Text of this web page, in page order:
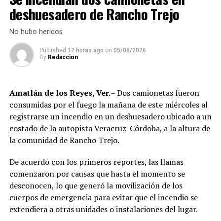
El lugar fue acordonado por elementos policiales y
personal de la Fiscalía Regional, mientras peritos
iniciaban las diligencias de rigor.
Hasta el cierre de esta edición, no se reportan personas
detenidas ni avances en la búsqueda de los agresores.
Comerciantes de Orizaba, algunos de manera anónima,
señalaron que este crimen confirma lo que autoridades
municipales intentan minimizar: la ciudad enfrenta una
crisis de inseguridad que golpea directamente a la
actividad económica y deja a empresarios y trabajadores
RELATED TOPICS:
Camioneta cae a cañal; 14 lesionados
deshuesadero de Rancho Trejo
No hubo heridos
Published 12 horas ago on 05/08/2026
By Redaccion
Amatlán de los Reyes, Ver.– Dos camionetas fueron
consumidas por el fuego la mañana de este miércoles al
registrarse un incendio en un deshuesadero ubicado a un
costado de la autopista Veracruz-Córdoba, a la altura de
la comunidad de Rancho Trejo.
De acuerdo con los primeros reportes, las llamas
comenzaron por causas que hasta el momento se
desconocen, lo que generó la movilización de los
cuerpos de emergencia para evitar que el incendio se
extendiera a otras unidades o instalaciones del lugar.